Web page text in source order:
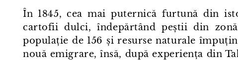
În 1845, cea mai puternică furtună din
cartofii dulci, îndepărtând peștii din
populație de 156 și resurse naturale
nouă emigrare, însă, după experiența din